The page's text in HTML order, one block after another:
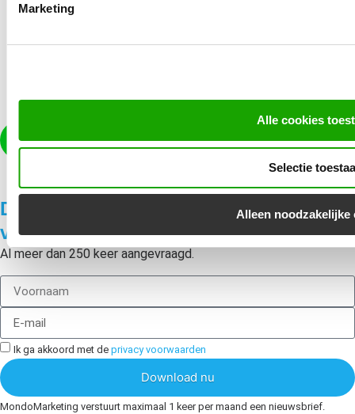
Marketing
Alle cookies
Selectie
Alleen noodzakelijke
Bel ons
085-0601066
Contact
Download nu gratis ons Groeiplan
voor online succes!
Al meer dan 250 keer aangevraagd.
Ik ga akkoord met de privacy voorwaarden
Download nu
MondoMarketing verstuurt maximaal 1 keer per maand een nieuwsbrief.